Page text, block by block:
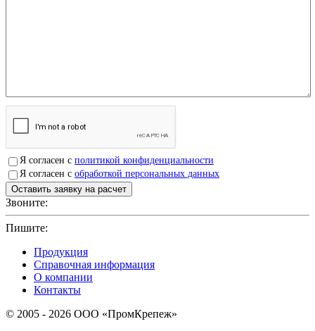
Я согласен с политикой конфиденциальности
Я согласен с обработкой персональных данных
Звоните:
Пишите:
Продукция
Справочная информация
О компании
Контакты
© 2005 - 2026 OOO «ПромКрепеж»